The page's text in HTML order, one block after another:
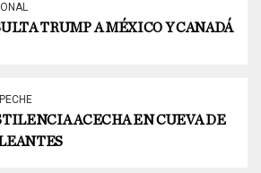
TRUMP A MÉXICO Y CANADÁ
ACECHA EN CUEVA DE